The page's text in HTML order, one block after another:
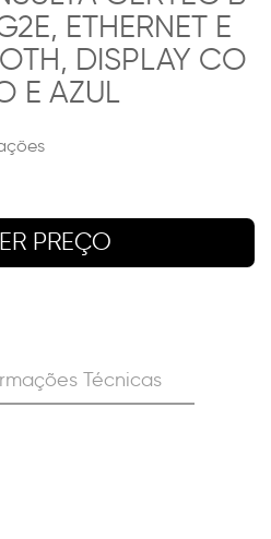
ETHERNET E
DISPLAY CO
E AZUL
PREÇO
Técnicas